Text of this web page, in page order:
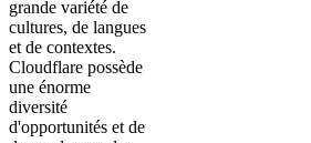
grande variété de
cultures, de langues
et de contextes.
Cloudflare possède
une énorme
diversité
d'opportunités et de